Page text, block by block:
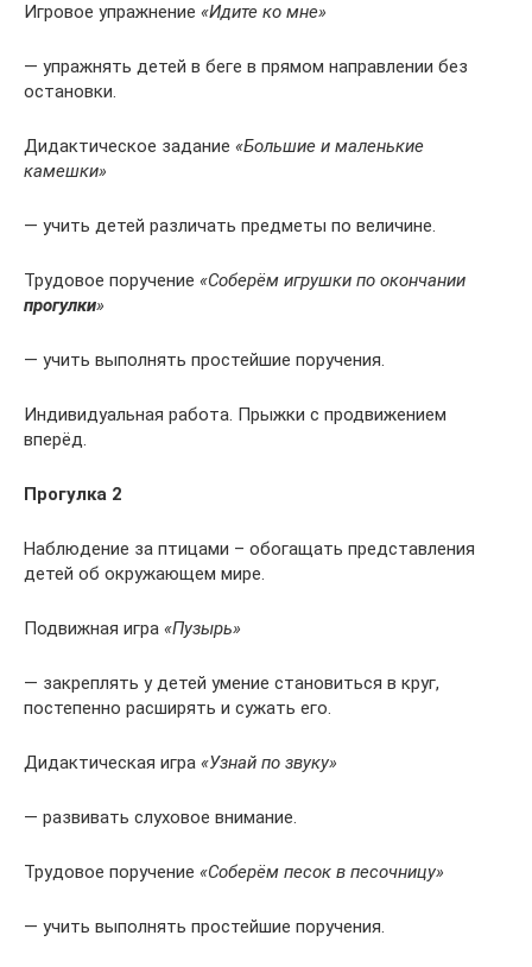
Игровое упражнение «Идите ко мне»
— упражнять детей в беге в прямом направлении без
остановки.
Дидактическое задание «Большие и маленькие
камешки»
— учить детей различать предметы по величине.
Трудовое поручение «Соберём игрушки по окончании
прогулки»
— учить выполнять простейшие поручения.
Индивидуальная работа. Прыжки с продвижением
вперёд.
Прогулка 2
Наблюдение за птицами – обогащать представления
детей об окружающем мире.
Подвижная игра «Пузырь»
— закреплять у детей умение становиться в круг,
постепенно расширять и сужать его.
Дидактическая игра «Узнай по звуку»
— развивать слуховое внимание.
Трудовое поручение «Соберём песок в песочницу»
— учить выполнять простейшие поручения.